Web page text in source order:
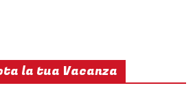
la tua Vacanza